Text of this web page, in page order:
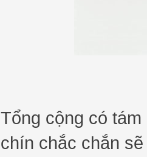
Tổng cộng có
chín chắc chắn